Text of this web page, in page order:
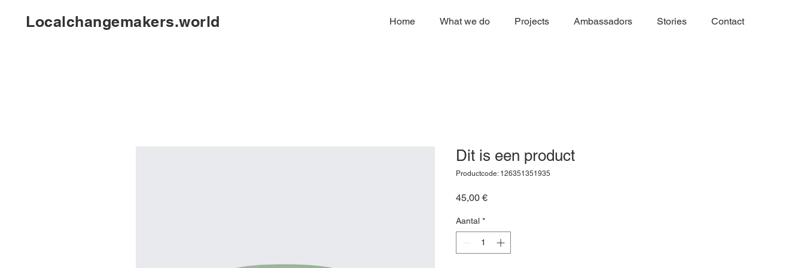
Localchangemakers.world Home What we do Projects Ambassadors Stories Contact
Dit is een product
Productcode: 126351351935
45,00 €Prijs
Aantal *